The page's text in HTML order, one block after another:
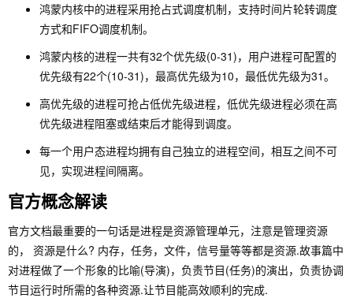
鸿蒙内核中的进程采用抢占式调度机制，支持时间片轮转调度
方式和FIFO调度机制。
鸿蒙内核的进程一共有32个优先级(0-31)，用户进程可配置的
优先级有22个(10-31)，最高优先级为10，最低优先级为31。
高优先级的进程可抢占低优先级进程，低优先级进程必须在高
优先级进程阻塞或结束后才能得到调度。
每一个用户态进程均拥有自己独立的进程空间，相互之间不可
见，实现进程间隔离。
官方概念解读
官方文档最重要的一句话是进程是资源管理单元，注意是管理资源
的， 资源是什么? 内存，任务，文件，信号量等等都是资源.故事篇中
对进程做了一个形象的比喻(导演)，负责节目(任务)的演出，负责协调
节目运行时所需的各种资源.让节目能高效顺利的完成.